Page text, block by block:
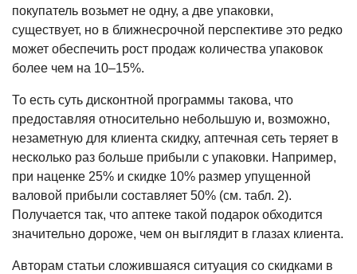
покупатель возьмет не одну, а две упаковки,
существует, но в ближнесрочной перспективе это редко
может обеспечить рост продаж количе­ства упаковок
более чем на 10–15%.
То есть суть дисконтной програм­мы такова, что
предоставляя относи­тельно небольшую и, возможно,
неза­метную для клиента скидку, аптечная сеть теряет в
несколько раз больше прибыли с упаковки. Например,
при наценке 25% и скидке 10% размер упущенной
валовой прибыли состав­ляет 50% (см. табл. 2).
Получается так, что аптеке такой подарок обходится
значительно дороже, чем он выглядит в глазах клиента.
Авторам статьи сложившаяся ситу­ация со скидками в